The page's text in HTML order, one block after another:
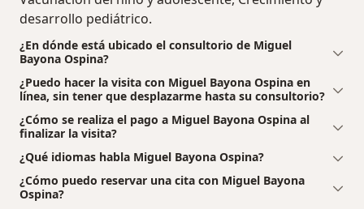
desarrollo pediátrico.
¿En dónde está ubicado el consultorio de Miguel
Bayona Ospina?
¿Puedo hacer la visita con Miguel Bayona Ospina en
línea, sin tener que desplazarme hasta su consultorio?
¿Cómo se realiza el pago a Miguel Bayona Ospina al
finalizar la visita?
¿Qué idiomas habla Miguel Bayona Ospina?
¿Cómo puedo reservar una cita con Miguel Bayona
Ospina?